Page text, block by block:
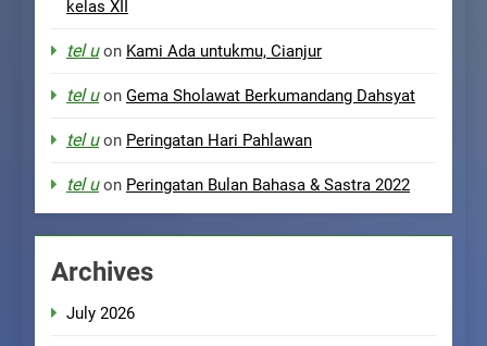
kelas XII
tel uon Kami Ada untukmu, Cianjur
tel uon Gema Sholawat Berkumandang Dahsyat
tel uon Peringatan Hari Pahlawan
tel uon Peringatan Bulan Bahasa & Sastra 2022
Archives
July 2026